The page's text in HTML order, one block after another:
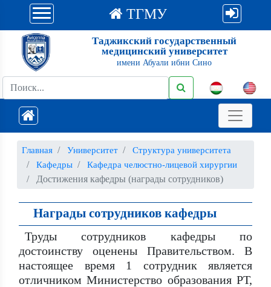
ТГМУ
Таджикский государственный
медицинский университет
имени Абуали ибни Сино
Главная Университет
Структура университета
Кафедры
Кафедра челюстно-лицевой хирургии
Достижения кафедры (награды сотрудников)
Награды сотрудников кафедры
Труды сотрудников кафедры по
достоинству оценены Правительством. В
настоящее время 1 сотрудник является
отличником Министерство образования РТ,